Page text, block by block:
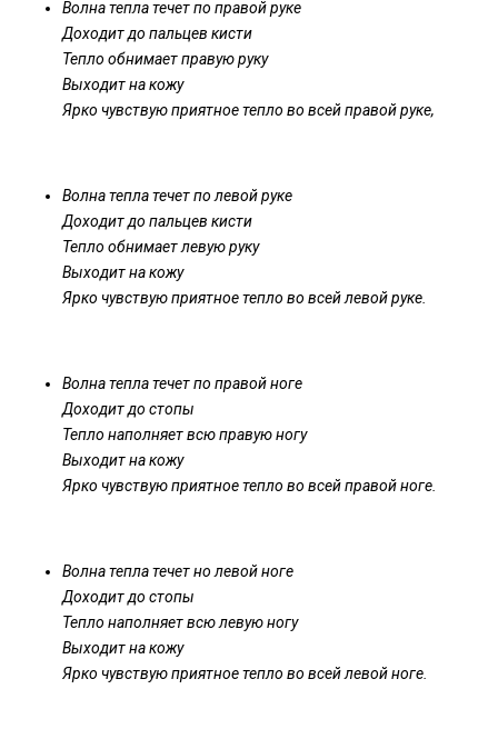
Волна тепла течет по правой руке
Доходит до пальцев кисти
Тепло обнимает правую руку
Выходит на кожу
Ярко чувствую приятное тепло во всей правой руке,
Волна тепла течет по левой руке
Доходит до пальцев кисти
Тепло обнимает левую руку
Выходит на кожу
Ярко чувствую приятное тепло во всей левой руке.
Волна тепла течет по правой ноге
Доходит до стопы
Тепло наполняет всю правую ногу
Выходит на кожу
Ярко чувствую приятное тепло во всей правой ноге.
Волна тепла течет но левой ноге
Доходит до стопы
Тепло наполняет всю левую ногу
Выходит на кожу
Ярко чувствую приятное тепло во всей левой ноге.